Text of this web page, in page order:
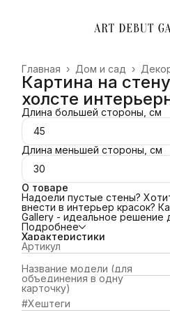
Дом и сад ›
Главная ›
Картина на
холсте
Длина большей стороны, см
45
Длина меньшей стороны, см
30
О товаре
Надоели пустые стены?
внести в интерьер красок?
Gallery - идеальное решение
преображения офиса.
подобрать картину под ваш
картины по изображению!
ПОЧЕМУ ВЫБРАТЬ НАС?
📌 Холст благородной
📌Европейский стандарт
яркие краски).
📌Латексные чернила
экосольвентные,
противостояния царапинам,
📌 Изготовление и отправка
Подробнее
Характеристики
Артикул
Название модели (для
объединения в одну
карточку)
#Хештеги